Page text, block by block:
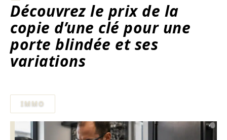
Découvrez le prix de la
copie d’une clé pour une
porte blindée et ses
variations
IMMO